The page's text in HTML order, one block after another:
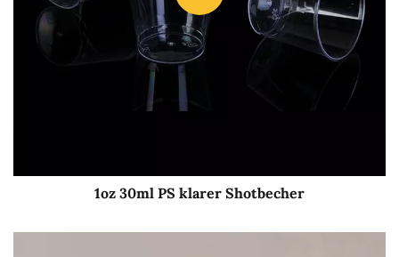
1oz 30ml PS klarer Shotbecher